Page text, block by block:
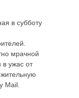
в субботу
мрачной
в ужас от
Mail.